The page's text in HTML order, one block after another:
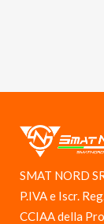
SMAT NORD
P.IVA e Iscr.
CCIAA della